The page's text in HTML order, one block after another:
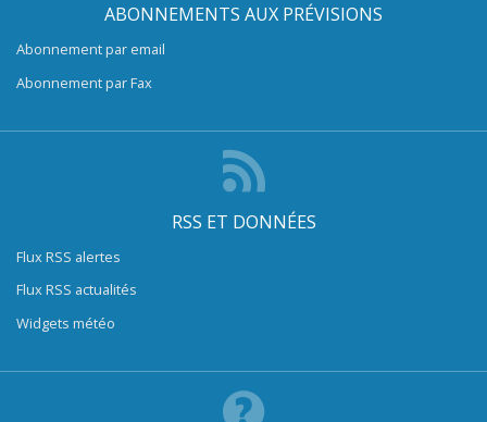
ABONNEMENTS AUX PRÉVISIONS
Abonnement par email
Abonnement par Fax
RSS ET DONNÉES
Flux RSS alertes
Flux RSS actualités
Widgets météo